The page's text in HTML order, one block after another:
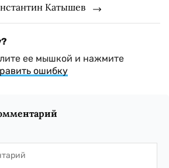
Катышев
ее мышкой и нажмите
ошибку